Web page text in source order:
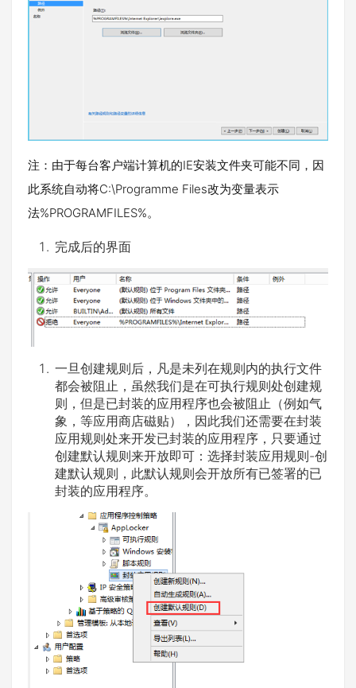
注：由于每台客户端计算机的IE安装文件夹可能不同，因
此系统自动将C:\Programme Files改为变量表示
法%PROGRAMFILES%。
完成后的界面
一旦创建规则后，凡是未列在规则内的执行文件
都会被阻止，虽然我们是在可执行规则处创建规
则，但是已封装的应用程序也会被阻止（例如气
象，等应用商店磁贴），因此我们还需要在封装
应用规则处来开发已封装的应用程序，只要通过
创建默认规则来开放即可：选择封装应用规则-创
建默认规则，此默认规则会开放所有已签署的已
封装的应用程序。